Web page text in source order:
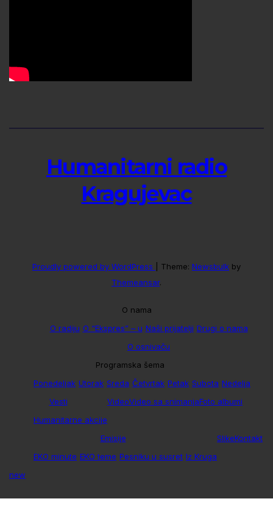
Humanitarni radio
Kragujevac
Proudly powered by WordPress Theme: Newsbulk by
Themeansar.
O nama
O radiju O “Ekspres” – u Naši prijatelji Drugi o nama
O osnivaču
Programska šema
Ponedeljak Utorak Sreda Četvrtak Petak Subota Nedelja
Vesti
Humanitarne akcije
VideoVideo sa snimanjaFoto albumi
Emisije
EKO minute EKO teme Pesniku u susret Iz Kruga
SlikeKontakt
new